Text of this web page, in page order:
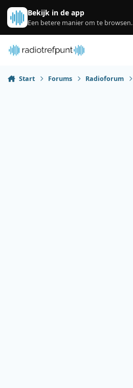
Spring naar bijdragen
Bekijk in de app
Een betere manier om te browsen.
Start Forums Radioforum